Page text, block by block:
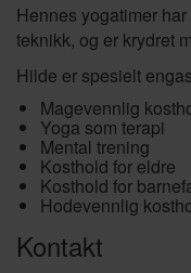
Hennes yogatimer
teknikk, og er krydret
Hilde er spesielt
Magevennlig
Yoga som terapi
Mental trening
Kosthold for eldre
Kosthold for
Hodevennlig
Kontakt